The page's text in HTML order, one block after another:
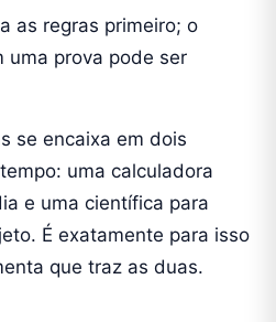
as regras primeiro; o
uma prova pode ser
se encaixa em dois
uma calculadora
e uma científica para
É exatamente para isso
que traz as duas.